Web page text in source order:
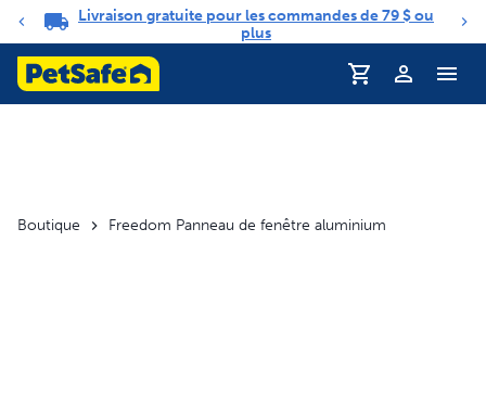
Carrousel de notifications
Livraison gratuite pour les commandes de 79 $ ou
plus
Profil
Boutique Freedom Panneau de fenêtre aluminium